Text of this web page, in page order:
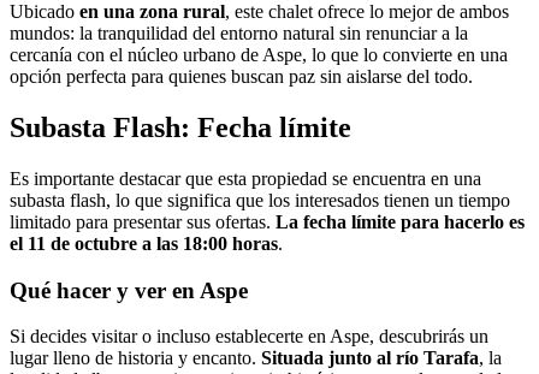
Ubicado en una zona rural, este chalet ofrece lo mejor de ambos
mundos: la tranquilidad del entorno natural sin renunciar a la
cercanía con el núcleo urbano de Aspe, lo que lo convierte en una
opción perfecta para quienes buscan paz sin aislarse del todo.
Subasta Flash: Fecha límite
Es importante destacar que esta propiedad se encuentra en una
subasta flash, lo que significa que los interesados tienen un tiempo
limitado para presentar sus ofertas. La fecha límite para hacerlo es
el 11 de octubre a las 18:00 horas.
Qué hacer y ver en Aspe
Si decides visitar o incluso establecerte en Aspe, descubrirás un
lugar lleno de historia y encanto. Situada junto al río Tarafa, la